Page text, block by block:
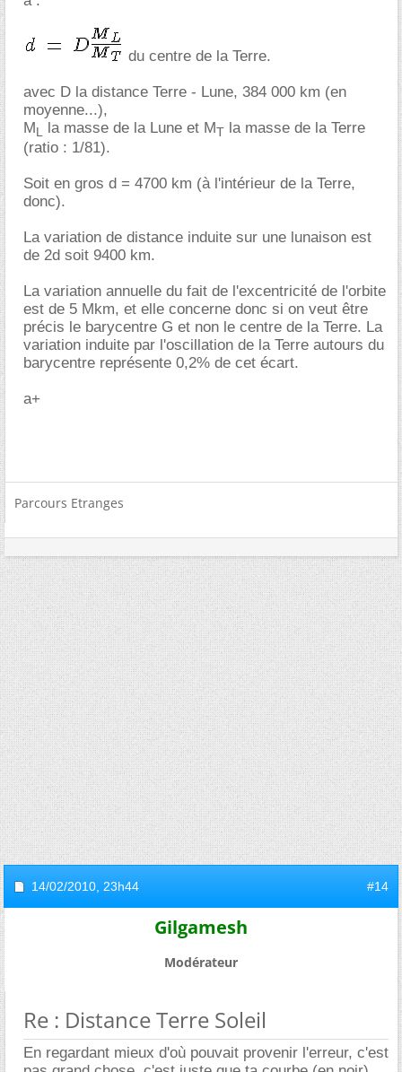
du centre de la Terre.
avec D la distance Terre - Lune, 384 000 km (en
moyenne...),
ML la masse de la Lune et MT la masse de la Terre
(ratio : 1/81).
Soit en gros d = 4700 km (à l'intérieur de la Terre,
donc).
La variation de distance induite sur une lunaison est
de 2d soit 9400 km.
La variation annuelle du fait de l'excentricité de l'orbite
est de 5 Mkm, et elle concerne donc si on veut être
précis le barycentre G et non le centre de la Terre. La
variation induite par l'oscillation de la Terre autours du
barycentre représente 0,2% de cet écart.
a+
Parcours Etranges
14/02/2010, 23h44 #14
Gilgamesh
Modérateur
Re : Distance Terre Soleil
En regardant mieux d'où pouvait provenir l'erreur, c'est